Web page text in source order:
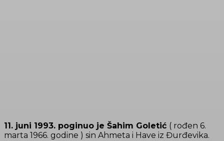
11. juni 1993. poginuo je Šahim Goletić ( rođen 6.
marta 1966. godine ) sin Ahmeta i Have iz Đurđevika.